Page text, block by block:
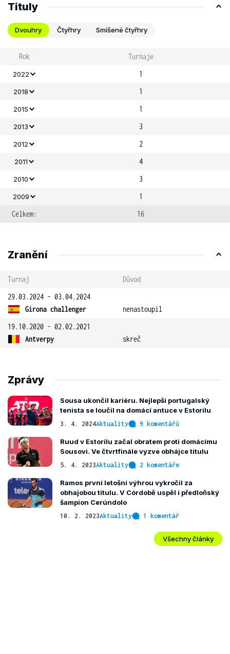
Tituly
Dvouhry Čtyřhry Smíšené čtyřhry
Rok Turnaje
2022 1
2018 1
2015 1
2013 3
2012 2
2011 4
2010 3
2009
1
Celkem:
16
Zranění
Turnaj
Důvod
29.03.2024 - 03.04.2024
Girona challenger
nenastoupil
19.10.2020 - 02.02.2021
Antverpy
skreč
Zprávy
Sousa ukončil kariéru. Nejlepší portugalský
tenista se loučil na domácí antuce v Estorilu
3. 4. 2024Aktuality 9 komentářů
Ruud v Estorilu začal obratem proti domácímu
Sousovi. Ve čtvrtfinále vyzve obhájce titulu
5. 4. 2023Aktuality 2 komentáře
Ramos první letošní výhrou vykročil za
obhajobou titulu. V Córdobě uspěl i předloňský
šampion Cerúndolo
10. 2. 2023Aktuality 1 komentář
Všechny články